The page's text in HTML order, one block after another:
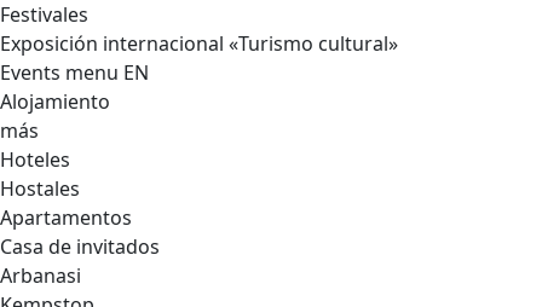
Festivales
Exposición internacional «Turismo cultural»
Events menu EN
Alojamiento
más
Hoteles
Hostales
Apartamentos
Casa de invitados
Arbanasi